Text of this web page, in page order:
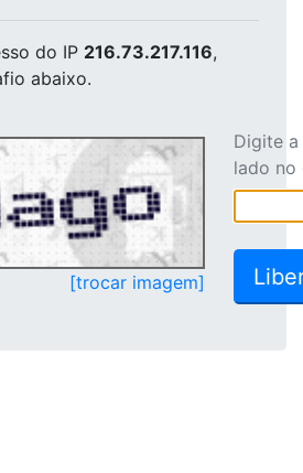
do IP 216.73.217.116,
abaixo.
[trocar imagem]
Digite
lado no